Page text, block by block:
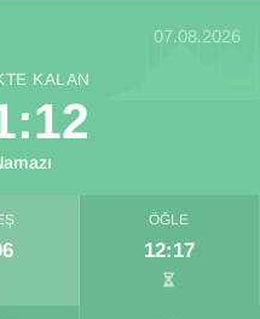
07.08.2026
KALAN
ÖĞLE
12:17